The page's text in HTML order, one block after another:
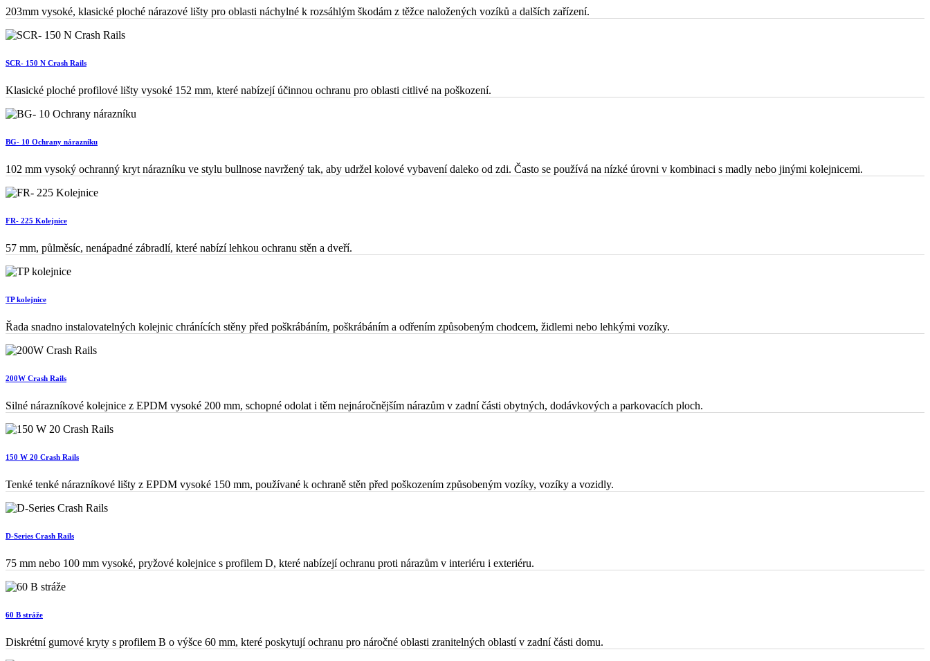
203mm vysoké, klasické ploché nárazové lišty pro oblasti náchylné k rozsáhlým škodám z těžce naložených vozíků a dalších zařízení.
SCR- 150 N Crash Rails
Klasické ploché profilové lišty vysoké 152 mm, které nabízejí účinnou ochranu pro oblasti citlivé na poškození.
BG- 10 Ochrany nárazníku
102 mm vysoký ochranný kryt nárazníku ve stylu bullnose navržený tak, aby udržel kolové vybavení daleko od zdi. Často se používá na nízké úrovni v kombinaci s madly nebo jinými kolejnicemi.
FR- 225 Kolejnice
57 mm, půlměsíc, nenápadné zábradlí, které nabízí lehkou ochranu stěn a dveří.
TP kolejnice
Řada snadno instalovatelných kolejnic chránících stěny před poškrábáním, poškrábáním a odřením způsobeným chodcem, židlemi nebo lehkými vozíky.
200W Crash Rails
Silné nárazníkové kolejnice z EPDM vysoké 200 mm, schopné odolat i těm nejnáročnějším nárazům v zadní části obytných, dodávkových a parkovacích ploch.
150 W 20 Crash Rails
Tenké tenké nárazníkové lišty z EPDM vysoké 150 mm, používané k ochraně stěn před poškozením způsobeným vozíky, vozíky a vozidly.
D-Series Crash Rails
75 mm nebo 100 mm vysoké, pryžové kolejnice s profilem D, které nabízejí ochranu proti nárazům v interiéru i exteriéru.
60 B stráže
Diskrétní gumové kryty s profilem B o výšce 60 mm, které poskytují ochranu pro náročné oblasti zranitelných oblastí v zadní části domu.